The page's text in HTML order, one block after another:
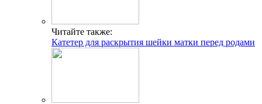
Читайте также:
Катетер для раскрытия шейки матки перед родами